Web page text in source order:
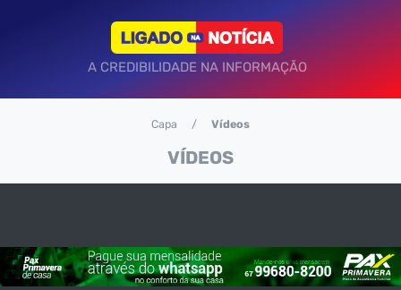
A CREDIBILIDADE NA INFORMAÇÃO
VÍDEOS
Capa Vídeos